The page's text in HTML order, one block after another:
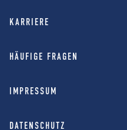
KARRIERE
HÄUFIGE FRAGEN
IMPRESSUM
DATENSCHUTZ